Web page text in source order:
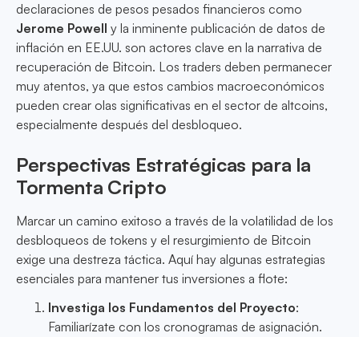
declaraciones de pesos pesados financieros como
Jerome Powell y la inminente publicación de datos de
inflación en EE.UU. son actores clave en la narrativa de
recuperación de Bitcoin. Los traders deben permanecer
muy atentos, ya que estos cambios macroeconómicos
pueden crear olas significativas en el sector de altcoins,
especialmente después del desbloqueo.
Perspectivas Estratégicas para la
Tormenta Cripto
Marcar un camino exitoso a través de la volatilidad de los
desbloqueos de tokens y el resurgimiento de Bitcoin
exige una destreza táctica. Aquí hay algunas estrategias
esenciales para mantener tus inversiones a flote:
Investiga los Fundamentos del Proyecto:
Familiarízate con los cronogramas de asignación.